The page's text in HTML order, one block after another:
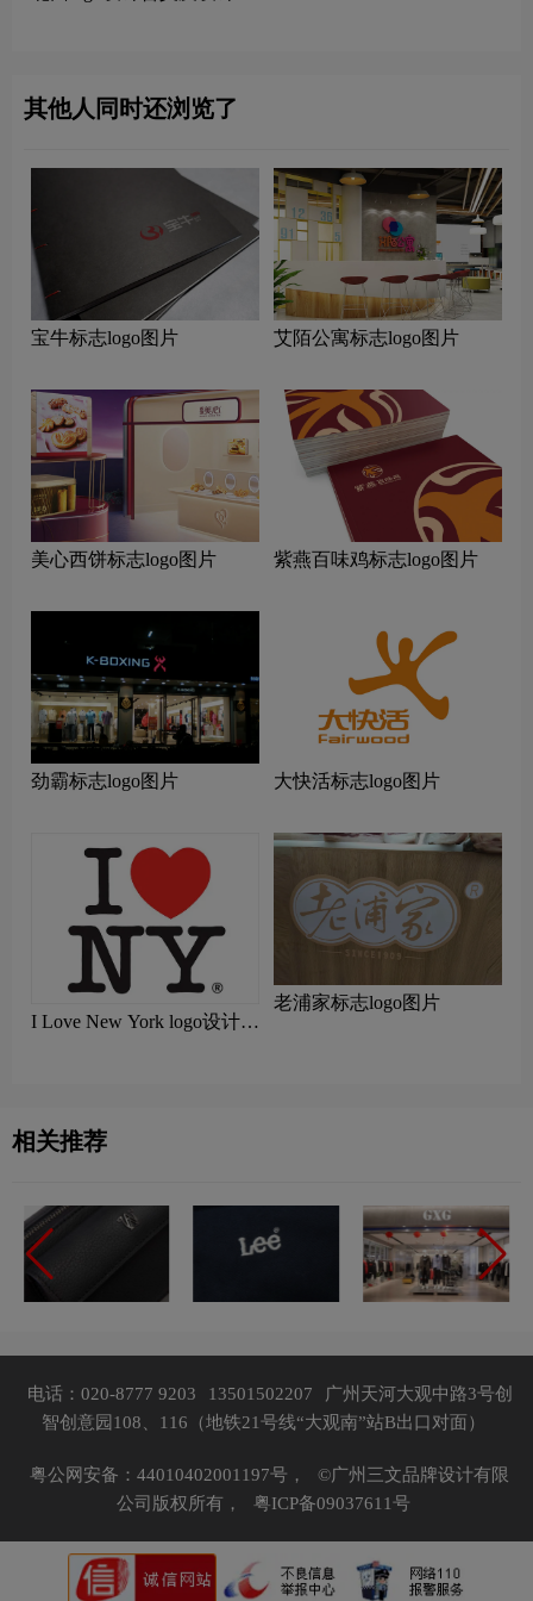
其他人同时还浏览了
宝牛标志logo图片 艾陌公寓标志logo图片
美心西饼标志logo图片 紫燕百味鸡标志logo图片
劲霸标志logo图片 大快活标志logo图片
I Love New York logo设计含
老浦家标志logo图片
相关推荐
电话：020-8777 9203 13501502207
广州天河大观中路3号创
智创意园108、116（地铁21号线“大观南”站B出口对面）
粤公网安备：44010402001197号，
©广州三文品牌设计有限
公司版权所有，
粤ICP备09037611号